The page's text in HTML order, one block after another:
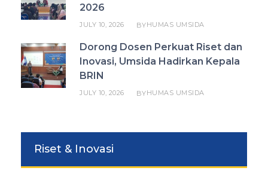
2026
JULY 10, 2026 BYHUMAS UMSIDA
Dorong Dosen Perkuat Riset dan
Inovasi, Umsida Hadirkan Kepala
BRIN
JULY 10, 2026 BYHUMAS UMSIDA
Riset & Inovasi